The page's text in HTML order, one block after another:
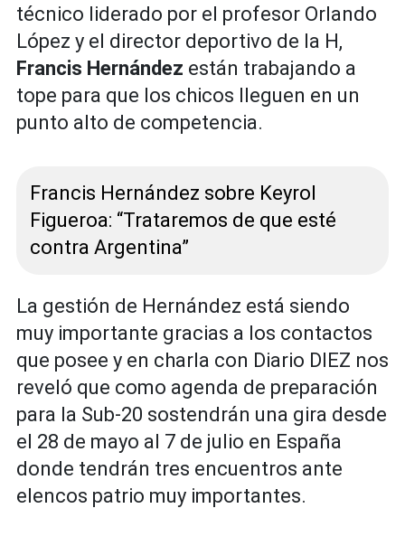
técnico liderado por el profesor Orlando
López y el director deportivo de la H,
Francis Hernández están trabajando a
tope para que los chicos lleguen en un
punto alto de competencia.
Francis Hernández sobre Keyrol
Figueroa: “Trataremos de que esté
contra Argentina”
La gestión de Hernández está siendo
muy importante gracias a los contactos
que posee y en charla con Diario DIEZ nos
reveló que como agenda de preparación
para la Sub-20 sostendrán una gira desde
el 28 de mayo al 7 de julio en España
donde tendrán tres encuentros ante
elencos patrio muy importantes.